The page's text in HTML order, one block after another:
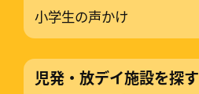
小学生の声かけ
児発・放デイ施設を探す